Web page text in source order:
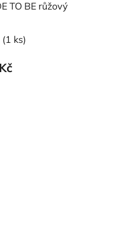
TO BE růžový
(1 ks)